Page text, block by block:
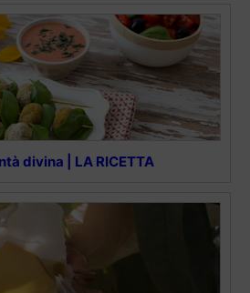
divina | LA RICETTA